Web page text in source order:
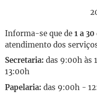
Informa-se que de 1 a
atendimento dos
Secretaria: das 9:00h às
13:00h
Papelaria: das 9:00h -